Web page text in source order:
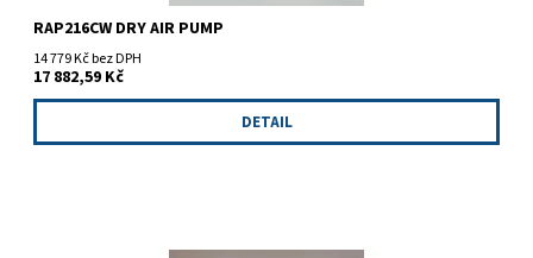
RAP216CW DRY AIR PUMP
14 779 Kč bez DPH
17 882,59 Kč
DETAIL